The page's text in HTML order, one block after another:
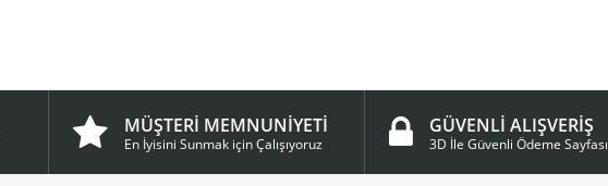
MÜŞTERİ MEMNUNİYETİ
En İyisini Sunmak için Çalışıyoruz
GÜVENLİ ALIŞVERİŞ
3D İle Güvenli Ödeme Sayfası